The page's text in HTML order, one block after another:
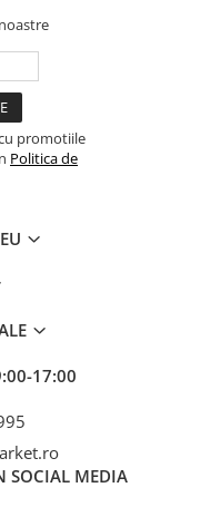
promotiile
Politica de
17:00
SOCIAL MEDIA